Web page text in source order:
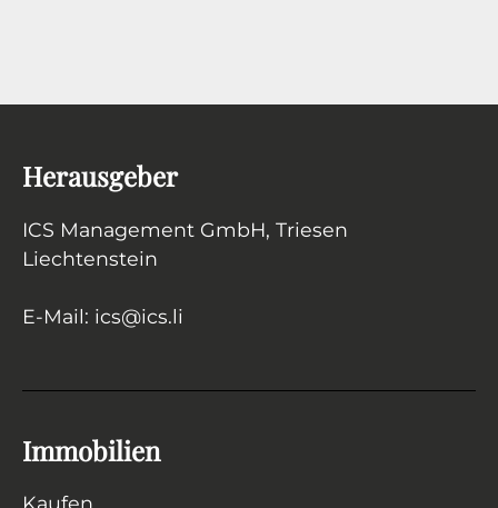
Herausgeber
ICS Management GmbH, Triesen
Liechtenstein
E-Mail: ics@ics.li
Immobilien
Kaufen